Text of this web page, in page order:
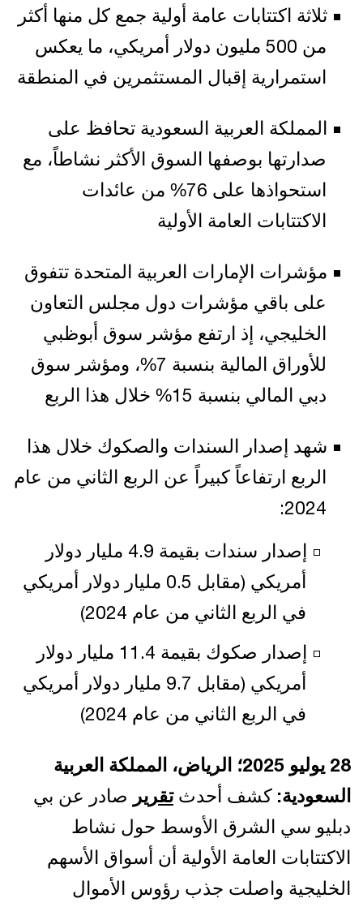
ثلاثة اكتتابات عامة أولية جمع كل منها أكثر
من 500 مليون دولار أمريكي، ما يعكس
استمرارية إقبال المستثمرين في المنطقة
المملكة العربية السعودية تحافظ على
صدارتها بوصفها السوق الأكثر نشاطاً، مع
استحواذها على 76% من عائدات
الاكتتابات العامة الأولية
مؤشرات الإمارات العربية المتحدة تتفوق
على باقي مؤشرات دول مجلس التعاون
الخليجي، إذ ارتفع مؤشر سوق أبوظبي
للأوراق المالية بنسبة 7%، ومؤشر سوق
دبي المالي بنسبة 15% خلال هذا الربع
شهد إصدار السندات والصكوك خلال هذا
الربع ارتفاعاً كبيراً عن الربع الثاني من عام
2024:
إصدار سندات بقيمة 4.9 مليار دولار
أمريكي (مقابل 0.5 مليار دولار أمريكي
في الربع الثاني من عام 2024)
إصدار صكوك بقيمة 11.4 مليار دولار
أمريكي (مقابل 9.7 مليار دولار أمريكي
في الربع الثاني من عام 2024)
28 يوليو 2025؛ الرياض، المملكة العربية
السعودية: كشف أحدثتقرير صادر عن بي
دبليو سي الشرق الأوسط حول نشاط
الاكتتابات العامة الأولية أن أسواق الأسهم
الخليجية واصلت جذب رؤوس الأموال